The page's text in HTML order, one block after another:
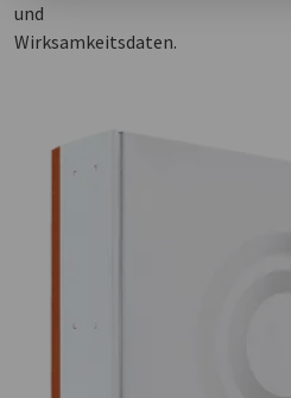
und
Wirksamkeitsdaten.